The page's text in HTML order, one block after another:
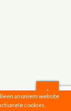
anoniem website
cookies,